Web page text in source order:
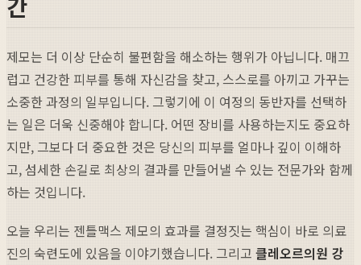
간
제모는 더 이상 단순히 불편함을 해소하는 행위가 아닙니다. 매끄
럽고 건강한 피부를 통해 자신감을 찾고, 스스로를 아끼고 가꾸는
소중한 과정의 일부입니다. 그렇기에 이 여정의 동반자를 선택하
는 일은 더욱 신중해야 합니다. 어떤 장비를 사용하는지도 중요하
지만, 그보다 더 중요한 것은 당신의 피부를 얼마나 깊이 이해하
고, 섬세한 손길로 최상의 결과를 만들어낼 수 있는 전문가와 함께
하는 것입니다.
오늘 우리는 젠틀맥스 제모의 효과를 결정짓는 핵심이 바로 의료
진의 숙련도에 있음을 이야기했습니다. 그리고 클레오르의원 강